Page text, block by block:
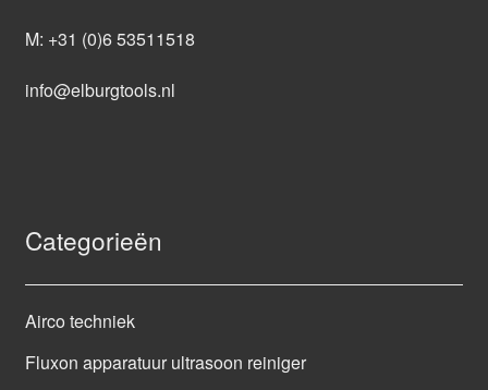
M: +31 (0)6 53511518
info@elburgtools.nl
Categorieën
Airco techniek
Fluxon apparatuur ultrasoon reiniger